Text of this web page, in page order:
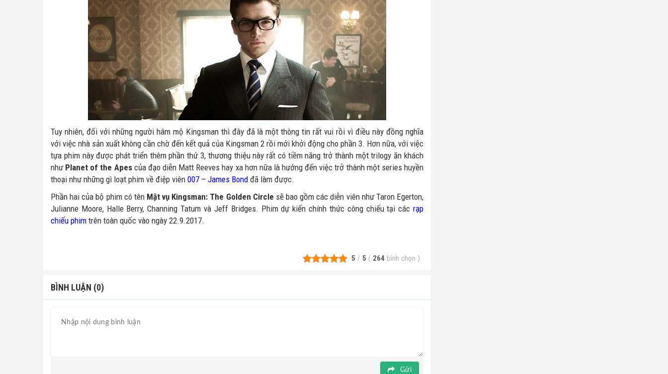
Tuy nhiên, đối với những người hâm mộ Kingsman thì đây đã là một thông tin rất vui rồi vì điều này đồng nghĩa
với việc nhà sản xuất không cần chờ đến kết quả của Kingsman 2 rồi mới khởi động cho phần 3. Hơn nữa, với việc
tựa phim này được phát triển thêm phần thứ 3, thương thiệu này rất có tiềm năng trở thành một trilogy ăn khách
như Planet of the Apescủa đạo diễn Matt Reeves hay xa hơn nữa là hướng đến việc trở thành một series huyền
thoại như những gì loạt phim về điệp viên 007 – James Bond đã làm được.
Phần hai của bộ phim có tên Mật vụ Kingsman: The Golden Circle sẽ bao gồm các diễn viên như Taron Egerton,
Julianne Moore, Halle Berry, Channing Tatum và Jeff Bridges. Phim dự kiến chính thức công chiếu tại các rạp
chiếu phim trên toàn quốc vào ngày 22.9.2017.
5 / 5 ( 264 bình chọn )
BÌNH LUẬN (0)
Gửi